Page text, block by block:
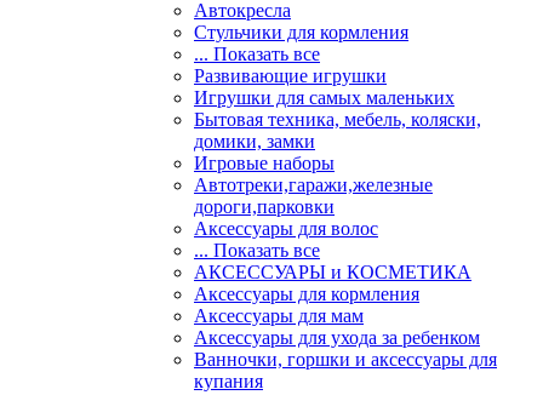
Автокресла
Стульчики для кормления
... Показать все
Развивающие игрушки
Игрушки для самых маленьких
Бытовая техника, мебель, коляски,
домики, замки
Игровые наборы
Автотреки,гаражи,железные
дороги,парковки
Аксессуары для волос
... Показать все
АКСЕССУАРЫ и КОСМЕТИКА
Аксессуары для кормления
Аксессуары для мам
Аксессуары для ухода за ребенком
Ванночки, горшки и аксессуары для
купания